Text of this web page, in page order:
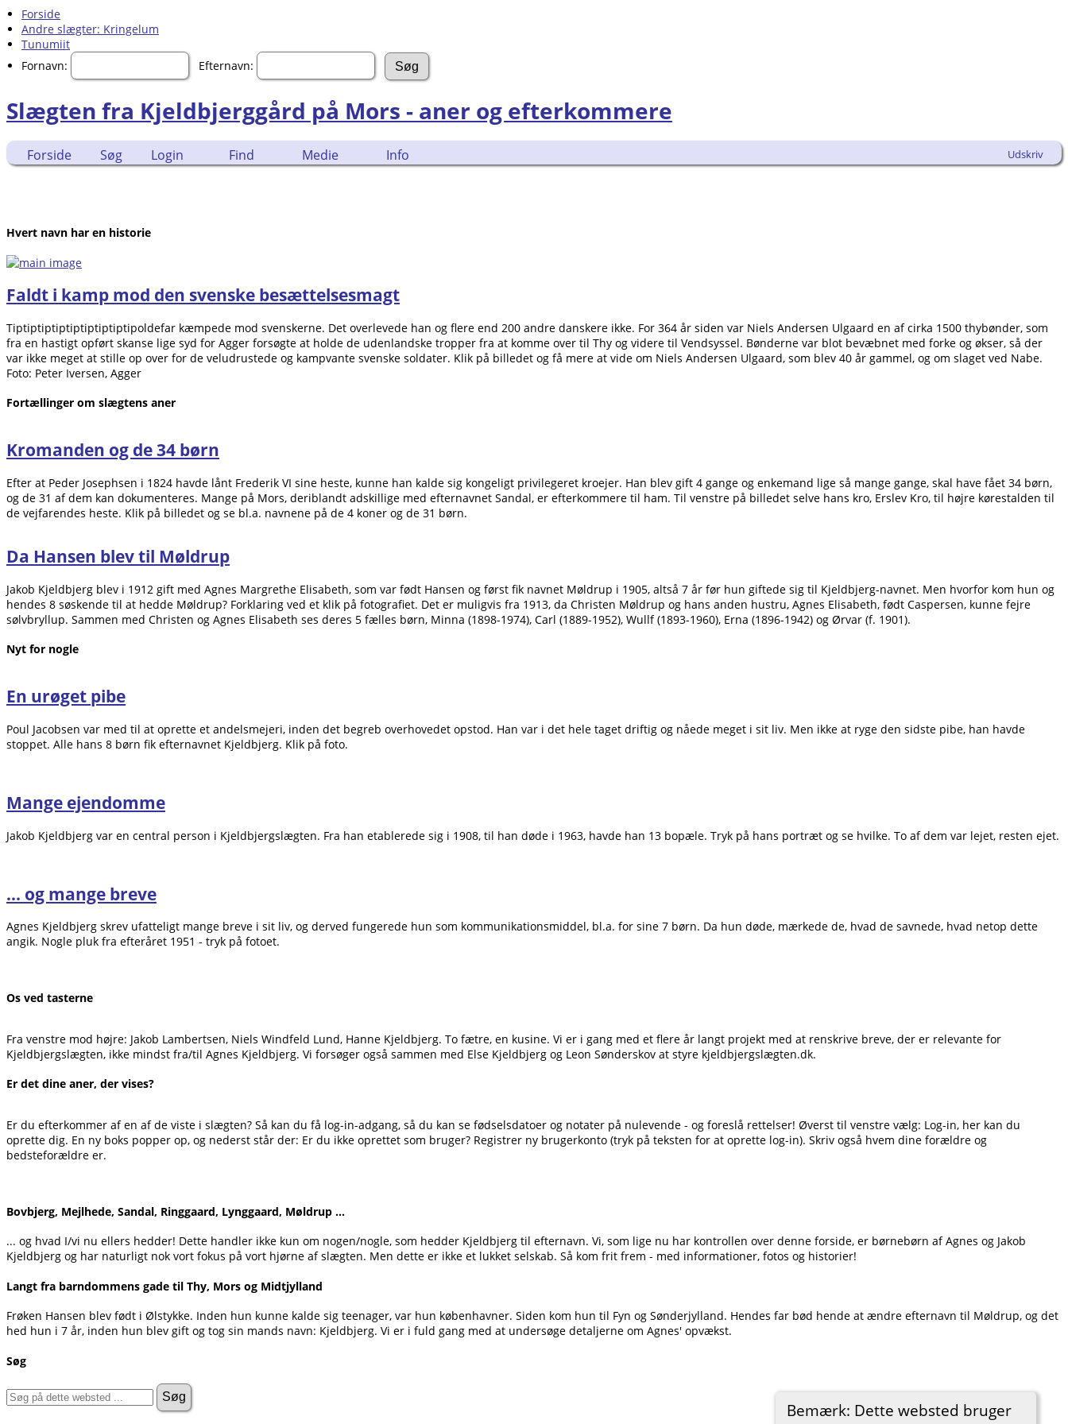
Forside
Andre slægter: Kringelum
Tunumiit
Fornavn:
Efternavn:
Slægten fra Kjeldbjerggård på Mors - aner og efterkommere
Forside Søg Login Find Medie Info Udskriv
Bemærk: Dette websted bruger
Hvert navn har en historie
Faldt i kamp mod den svenske besættelsesmagt
Tiptiptiptiptiptiptiptiptipoldefar kæmpede mod svenskerne. Det overlevede han og flere end 200 andre danskere ikke. For 364 år siden var Niels Andersen Ulgaard en af cirka 1500 thybønder, som
fra en hastigt opført skanse lige syd for Agger forsøgte at holde de udenlandske tropper fra at komme over til Thy og videre til Vendsyssel. Bønderne var blot bevæbnet med forke og økser, så der
var ikke meget at stille op over for de veludrustede og kampvante svenske soldater. Klik på billedet og få mere at vide om Niels Andersen Ulgaard, som blev 40 år gammel, og om slaget ved Nabe.
Foto: Peter Iversen, Agger
Fortællinger om slægtens aner
Kromanden og de 34 børn
Efter at Peder Josephsen i 1824 havde lånt Frederik VI sine heste, kunne han kalde sig kongeligt privilegeret kroejer. Han blev gift 4 gange og enkemand lige så mange gange, skal have fået 34 børn,
og de 31 af dem kan dokumenteres. Mange på Mors, deriblandt adskillige med efternavnet Sandal, er efterkommere til ham. Til venstre på billedet selve hans kro, Erslev Kro, til højre kørestalden til
de vejfarendes heste. Klik på billedet og se bl.a. navnene på de 4 koner og de 31 børn.
Da Hansen blev til Møldrup
Jakob Kjeldbjerg blev i 1912 gift med Agnes Margrethe Elisabeth, som var født Hansen og først fik navnet Møldrup i 1905, altså 7 år før hun giftede sig til Kjeldbjerg-navnet. Men hvorfor kom hun og
hendes 8 søskende til at hedde Møldrup? Forklaring ved et klik på fotografiet. Det er muligvis fra 1913, da Christen Møldrup og hans anden hustru, Agnes Elisabeth, født Caspersen, kunne fejre
sølvbryllup. Sammen med Christen og Agnes Elisabeth ses deres 5 fælles børn, Minna (1898-1974), Carl (1889-1952), Wullf (1893-1960), Erna (1896-1942) og Ørvar (f. 1901).
Nyt for nogle
En urøget pibe
Poul Jacobsen var med til at oprette et andelsmejeri, inden det begreb overhovedet opstod. Han var i det hele taget driftig og nåede meget i sit liv. Men ikke at ryge den sidste pibe, han havde
stoppet. Alle hans 8 børn fik efternavnet Kjeldbjerg. Klik på foto.
Mange ejendomme
Jakob Kjeldbjerg var en central person i Kjeldbjergslægten. Fra han etablerede sig i 1908, til han døde i 1963, havde han 13 bopæle. Tryk på hans portræt og se hvilke. To af dem var lejet, resten ejet.
... og mange breve
Agnes Kjeldbjerg skrev ufatteligt mange breve i sit liv, og derved fungerede hun som kommunikationsmiddel, bl.a. for sine 7 børn. Da hun døde, mærkede de, hvad de savnede, hvad netop dette
angik. Nogle pluk fra efteråret 1951 - tryk på fotoet.
Os ved tasterne
Fra venstre mod højre: Jakob Lambertsen, Niels Windfeld Lund, Hanne Kjeldbjerg. To fætre, en kusine. Vi er i gang med et flere år langt projekt med at renskrive breve, der er relevante for
Kjeldbjergslægten, ikke mindst fra/til Agnes Kjeldbjerg. Vi forsøger også sammen med Else Kjeldbjerg og Leon Sønderskov at styre kjeldbjergslægten.dk.
Er det dine aner, der vises?
Er du efterkommer af en af de viste i slægten? Så kan du få log-in-adgang, så du kan se fødselsdatoer og notater på nulevende - og foreslå rettelser! Øverst til venstre vælg: Log-in, her kan du
oprette dig. En ny boks popper op, og nederst står der: Er du ikke oprettet som bruger? Registrer ny brugerkonto (tryk på teksten for at oprette log-in). Skriv også hvem dine forældre og
bedsteforældre er.
Bovbjerg, Mejlhede, Sandal, Ringgaard, Lynggaard, Møldrup ...
... og hvad I/vi nu ellers hedder! Dette handler ikke kun om nogen/nogle, som hedder Kjeldbjerg til efternavn. Vi, som lige nu har kontrollen over denne forside, er børnebørn af Agnes og Jakob
Kjeldbjerg og har naturligt nok vort fokus på vort hjørne af slægten. Men dette er ikke et lukket selskab. Så kom frit frem - med informationer, fotos og historier!
Langt fra barndommens gade til Thy, Mors og Midtjylland
Frøken Hansen blev født i Ølstykke. Inden hun kunne kalde sig teenager, var hun københavner. Siden kom hun til Fyn og Sønderjylland. Hendes far bød hende at ændre efternavn til Møldrup, og det
hed hun i 7 år, inden hun blev gift og tog sin mands navn: Kjeldbjerg. Vi er i fuld gang med at undersøge detaljerne om Agnes' opvækst.
Søg